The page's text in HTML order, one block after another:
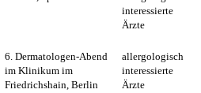
interessierte
Ärzte
6. Dermatologen-Abend
im Klinikum im
Friedrichshain, Berlin
allergologisch
interessierte
Ärzte